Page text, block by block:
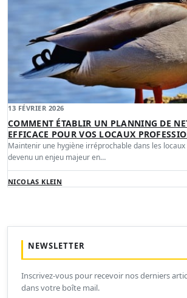
13 FÉVRIER 2026
COMMENT ÉTABLIR UN PLANNING DE
EFFICACE POUR VOS LOCAUX
Maintenir une hygiène irréprochable dans les
devenu un enjeu majeur en…
NICOLAS KLEIN
NEWSLETTER
Inscrivez-vous pour recevoir nos derniers
dans votre boîte mail.